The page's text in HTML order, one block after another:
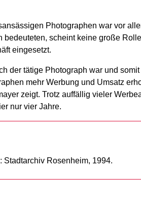
Photographen war vor
scheint keine große
eingesetzt.
der tätige Photograph war und
mehr Werbung und Umsatz
zeigt. Trotz auffällig vieler
nur vier Jahre.
Stadtarchiv Rosenheim, 1994.